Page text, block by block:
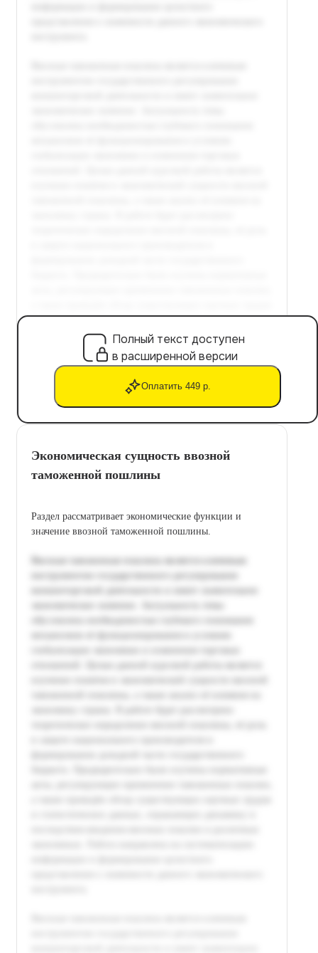
Полный текст доступен
в расширенной версии
Оплатить 449 р.
Экономическая сущность ввозной
таможенной пошлины
Раздел рассматривает экономические функции и
значение ввозной таможенной пошлины.